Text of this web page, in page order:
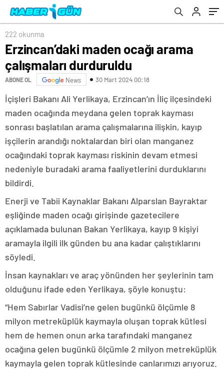
222 okunma
Erzincan’daki maden ocağı arama
çalışmaları durduruldu
ABONE OL News 30 Mart 2024 00:18
İçişleri Bakanı Ali Yerlikaya, Erzincan’ın İliç ilçesindeki
maden ocağında meydana gelen toprak kayması
sonrası başlatılan arama çalışmalarına ilişkin, kayıp
işçilerin arandığı noktalardan biri olan manganez
ocağındaki toprak kayması riskinin devam etmesi
nedeniyle buradaki arama faaliyetlerini durduklarını
bildirdi.
Enerji ve Tabii Kaynaklar Bakanı Alparslan Bayraktar
eşliğinde maden ocağı girişinde gazetecilere
açıklamada bulunan Bakan Yerlikaya, kayıp 9 kişiyi
aramayla ilgili ilk günden bu ana kadar çalıştıklarını
söyledi.
İnsan kaynakları ve araç yönünden her şeylerinin tam
olduğunu ifade eden Yerlikaya, şöyle konuştu:
“Hem Sabırlar Vadisi’ne gelen bugünkü ölçümle 8
milyon metreküplük kaymayla oluşan toprak kütlesi
hem de hemen onun arka tarafındaki manganez
ocağına gelen bugünkü ölçümle 2 milyon metreküplük
kaymayla gelen toprak kütlesinde canlarımızı arıyoruz.